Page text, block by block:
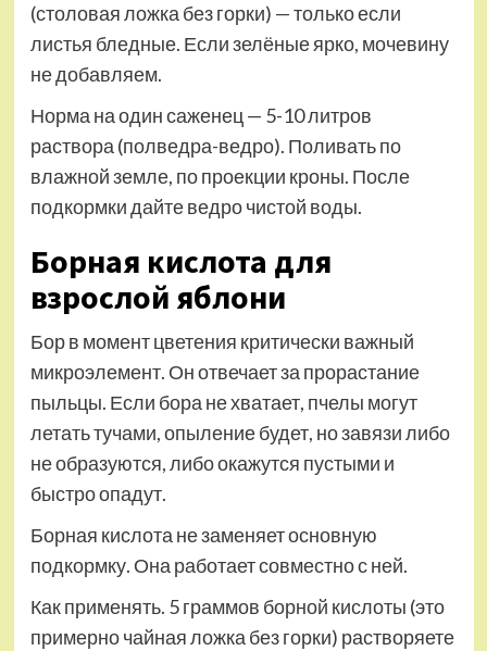
(столовая ложка без горки) — только если
листья бледные. Если зелёные ярко, мочевину
не добавляем.
Норма на один саженец — 5-10 литров
раствора (полведра-ведро). Поливать по
влажной земле, по проекции кроны. После
подкормки дайте ведро чистой воды.
Борная кислота для
взрослой яблони
Бор в момент цветения критически важный
микроэлемент. Он отвечает за прорастание
пыльцы. Если бора не хватает, пчелы могут
летать тучами, опыление будет, но завязи либо
не образуются, либо окажутся пустыми и
быстро опадут.
Борная кислота не заменяет основную
подкормку. Она работает совместно с ней.
Как применять. 5 граммов борной кислоты (это
примерно чайная ложка без горки) растворяете